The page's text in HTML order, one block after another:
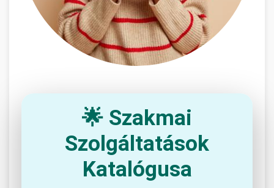
🌟 Szakmai
Szolgáltatások
Katalógusa